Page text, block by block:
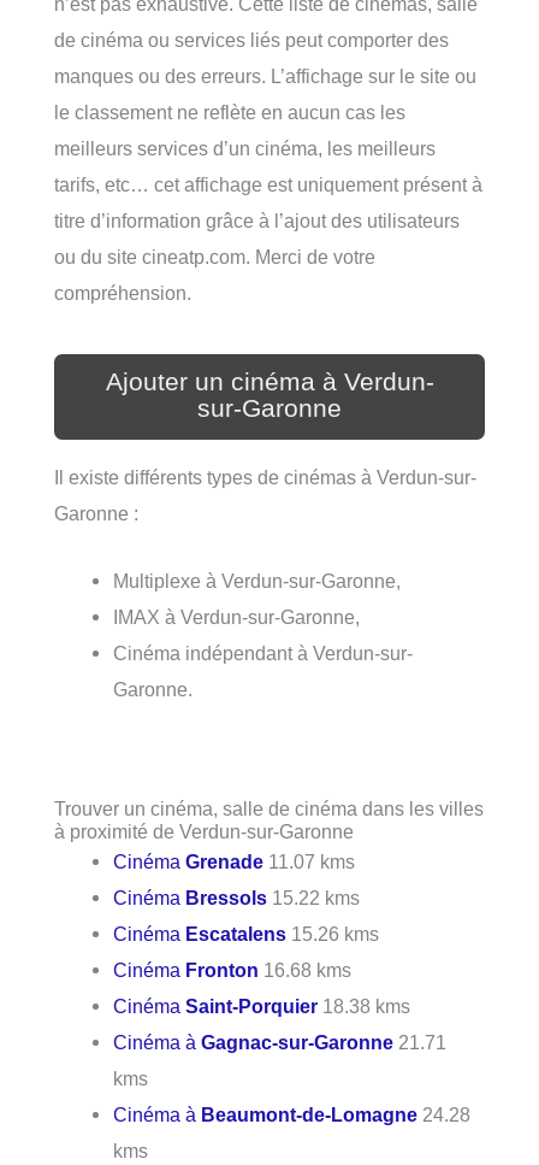
de cinéma ou services liés peut comporter des
manques ou des erreurs. L’affichage sur le site ou
le classement ne reflète en aucun cas les
meilleurs services d’un cinéma, les meilleurs
tarifs, etc… cet affichage est uniquement présent à
titre d’information grâce à l’ajout des utilisateurs
ou du site cineatp.com. Merci de votre
compréhension.
Ajouter un cinéma à Verdun-
sur-Garonne
Il existe différents types de cinémas à Verdun-sur-
Garonne :
Multiplexe à Verdun-sur-Garonne,
IMAX à Verdun-sur-Garonne,
Cinéma indépendant à Verdun-sur-
Garonne.
Trouver un cinéma, salle de cinéma dans les villes
à proximité de Verdun-sur-Garonne
CinémaGrenade 11.07 kms
Cinéma Bressols 15.22 kms
Cinéma Escatalens 15.26 kms
Cinéma Fronton 16.68 kms
CinémaSaint-Porquier 18.38 kms
Cinéma àGagnac-sur-Garonne 21.71
kms
Cinéma à Beaumont-de-Lomagne 24.28
kms